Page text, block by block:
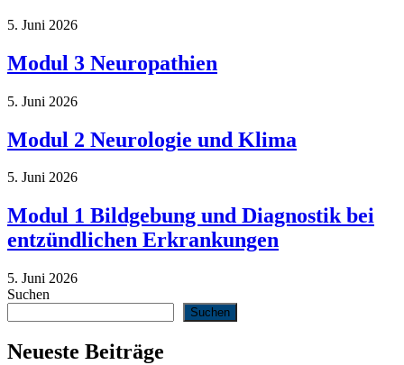
5. Juni 2026
Modul 3 Neuropathien
5. Juni 2026
Modul 2 Neurologie und Klima
5. Juni 2026
Modul 1 Bildgebung und Diagnostik bei
entzündlichen Erkrankungen
5. Juni 2026
Suchen
Suchen
Neueste Beiträge